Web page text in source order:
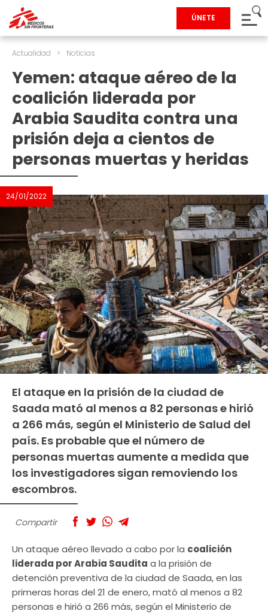
ÚNETE
Actualidad > Noticias
Yemen: ataque aéreo de la
coalición liderada por
Arabia Saudita contra una
prisión deja a cientos de
personas muertas y heridas
24/01/2022
El ataque en la prisión de la ciudad de
Saada mató al menos a 82 personas e hirió
a 266 más, según el Ministerio de Salud del
país. Es probable que el número de
personas muertas aumente a medida que
los investigadores sigan removiendo los
escombros.
Compartir
Un ataque aéreo llevado a cabo por la coalición
liderada por Arabia Saudita a la prisión de
detención preventiva de la ciudad de Saada, en las
primeras horas del 21 de enero, mató al menos a 82
personas e hirió a 266 más, según el Ministerio de